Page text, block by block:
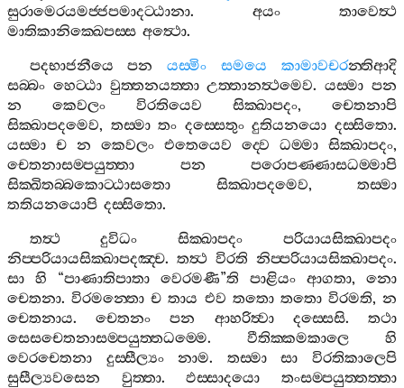
සුරාමෙරයමජ‍්ජපමාදට‍්ඨානා. අයං
තාවෙත්‍ථ
මාතිකානික‍්ඛෙපස‍්ස අත්‍ථො.
පදභාජනීයෙ
පන යස‍්මිං සමයෙ කාමාවචරන‍්තිආදි
සබ‍්බං හෙට‍්ඨා වුත‍්තනයත‍්තා උත‍්තානත්‍ථමෙව.යස‍්මා පන
න
කෙවලං විරතියෙව සික‍්ඛාපදං, චෙතනාපි
සික‍්ඛාපදමෙව, තස‍්මා තං දස‍්සෙතුං දුතියනයො දස‍්සිතො.
යස‍්මා ච න කෙවලං එතෙයෙව ද‍්වෙ ධම‍්මා සික‍්ඛාපදං,
චෙතනාසම‍්පයුත‍්තා
පන
පරොපණ‍්ණාසධම‍්මාපි
සික‍්ඛිතබ‍්බකොට‍්ඨාසතො
සික‍්ඛාපදමෙව, තස‍්මා
තතියනයොපි දස‍්සිතො.
තත්‍ථ
දුවිධං සික‍්ඛාපදං
පරියායසික‍්ඛාපදං
නිප‍්පරියායසික‍්ඛාපදඤ‍්ච. තත්‍ථ විරති නිප‍්පරියායසික‍්ඛාපදං.
සා
හි “පාණාතිපාතා වෙරමණී”ති පාළියං ආගතා, නො
චෙතනා.විරමන‍්තො ච තාය එව තතො තතො විරමති, න
චෙතනාය.චෙතනං පන ආහරිත්‍වා දස‍්සෙසි.තථා
සෙසචෙතනාසම‍්පයුත‍්තධම‍්මෙ. වීතික‍්කමකාලෙ
හි
වෙරචෙතනා
දුස‍්සීල්‍යං නාම. තස‍්මා සා
විරතිකාලෙපි
සුසීල්‍යවසෙන
වුත‍්තා.ඵස‍්සාදයො
තංසම‍්පයුත‍්තත‍්තා